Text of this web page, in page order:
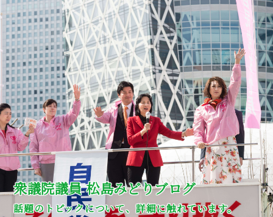
衆議院議員 松島みどりブログ
話題のトピックについて、詳細に触れています。